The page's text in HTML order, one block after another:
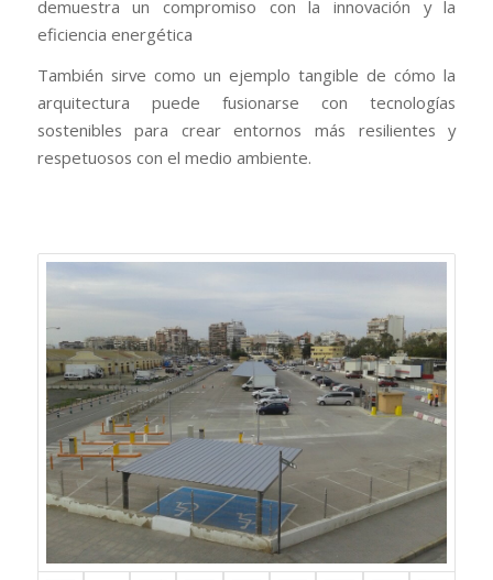
demuestra un compromiso con la innovación y la
eficiencia energética
También sirve como un ejemplo tangible de cómo la
arquitectura puede fusionarse con tecnologías
sostenibles para crear entornos más resilientes y
respetuosos con el medio ambiente.